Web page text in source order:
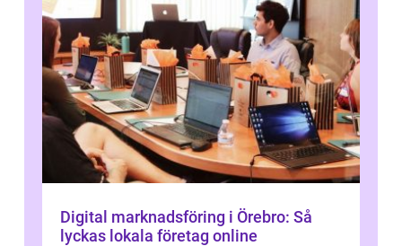
Digital marknadsföring i Örebro: Så
lyckas lokala företag online